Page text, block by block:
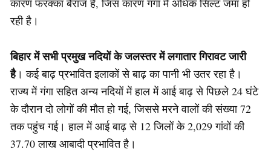
कारण फरक्का बैराज है, जिस कारण गंगा में अधिक सिल्ट जमा हो
रही है।
बिहार में सभी प्रमुख नदियों के जलस्तर में लगातार गिरावट जारी
है। कई बाढ़ प्रभावित इलाकों से बाढ़ का पानी भी उतर रहा है।
राज्य में गंगा सहित अन्य नदियों में हाल में आई बाढ़ से पिछले 24 घंटे
के दौरान दो लोगों की मौत हो गई, जिससे मरने वालों की संख्या 72
तक पहुंच गई। हाल में आई बाढ़ से 12 जिलों के 2,029 गांवों की
37.70 लाख आबादी प्रभावित है।